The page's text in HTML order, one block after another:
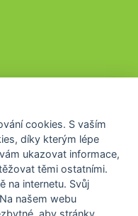
cookies. S vaším
díky kterým lépe
ukazovat informace,
těmi ostatními.
na internetu. Svůj
našem webu
, aby stránky